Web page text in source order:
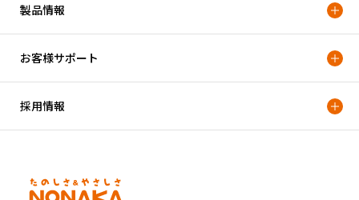
製品情報
お客様サポート
採用情報